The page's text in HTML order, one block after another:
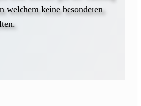
welchem keine besonderen